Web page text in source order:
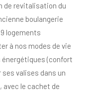
de revitalisation du
boulangerie
logements
à nos modes de vie
énergétiques (confort
ses valises dans un
avec le cachet de